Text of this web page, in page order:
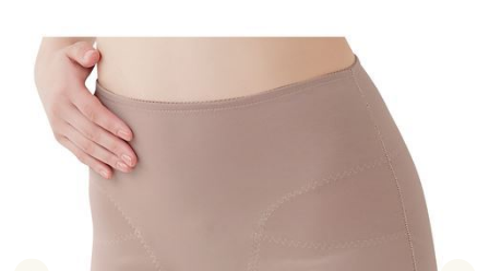
メンズ下着
ジュニア・ティーンズ下着
メンズファッション
メンズ下着
家電・雑貨すべて
家電
寝具・インテリア・家具
寝具・インテリア・家具通販すべて
寝具・ベッド
美容・健康
美容・健康通販すべて
美容・健康・サプリメント
制服・スクール
制服・スクールすべて
大きいサイズ
ジュニア・ティーンズ下着
メンズ下着
家電
キッチン・雑貨・日用品
寝具・インテリア・家具通販すべて
家具・収納
寝具・ベッド
美容・健康
美容・健康通販すべて
美容・健康・サプリメント
制服・スクール
制服・スクールすべて
大きいサイズ